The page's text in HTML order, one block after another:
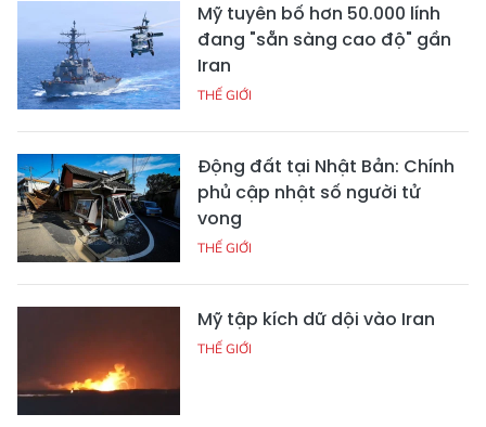
Mỹ tuyên bố hơn 50.000 lính
đang "sẵn sàng cao độ" gần
Iran
THẾ GIỚI
Động đất tại Nhật Bản: Chính
phủ cập nhật số người tử
vong
THẾ GIỚI
Mỹ tập kích dữ dội vào Iran
THẾ GIỚI